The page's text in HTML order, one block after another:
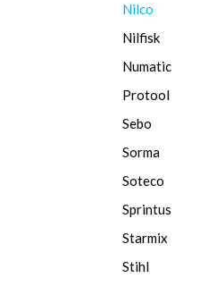
Nilco
Nilfisk
Numatic
Protool
Sebo
Sorma
Soteco
Sprintus
Starmix
Stihl